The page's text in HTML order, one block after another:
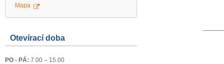
Mapa
Otevírací doba
PO - PÁ: 7.00 – 15.00